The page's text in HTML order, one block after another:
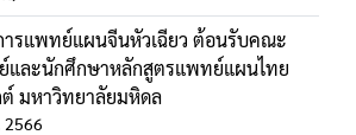
รแพทย์แผนจีนหัวเฉียว ต้อนรับคณะ
และนักศึกษาหลักสูตรแพทย์แผนไทย
มหาวิทยาลัยมหิดล
2566